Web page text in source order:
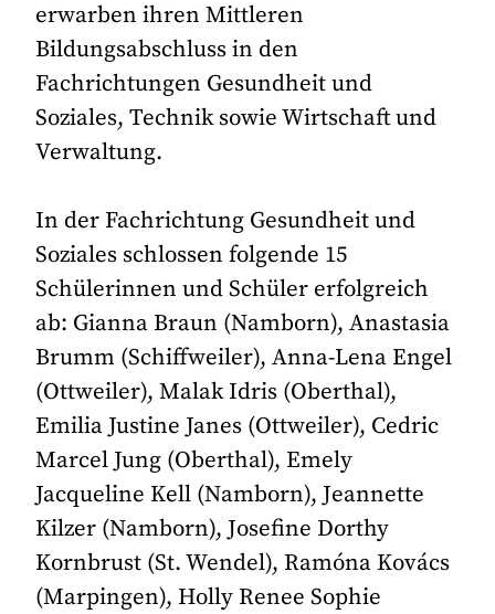
erwarben ihren Mittleren
Bildungsabschluss in den
Fachrichtungen Gesundheit und
Soziales, Technik sowie Wirtschaft und
Verwaltung.
In der Fachrichtung Gesundheit und
Soziales schlossen folgende 15
Schülerinnen und Schüler erfolgreich
ab: Gianna Braun (Namborn), Anastasia
Brumm (Schiffweiler), Anna-Lena Engel
(Ottweiler), Malak Idris (Oberthal),
Emilia Justine Janes (Ottweiler), Cedric
Marcel Jung (Oberthal), Emely
Jacqueline Kell (Namborn), Jeannette
Kilzer (Namborn), Josefine Dorthy
Kornbrust (St. Wendel), Ramóna Kovács
(Marpingen), Holly Renee Sophie